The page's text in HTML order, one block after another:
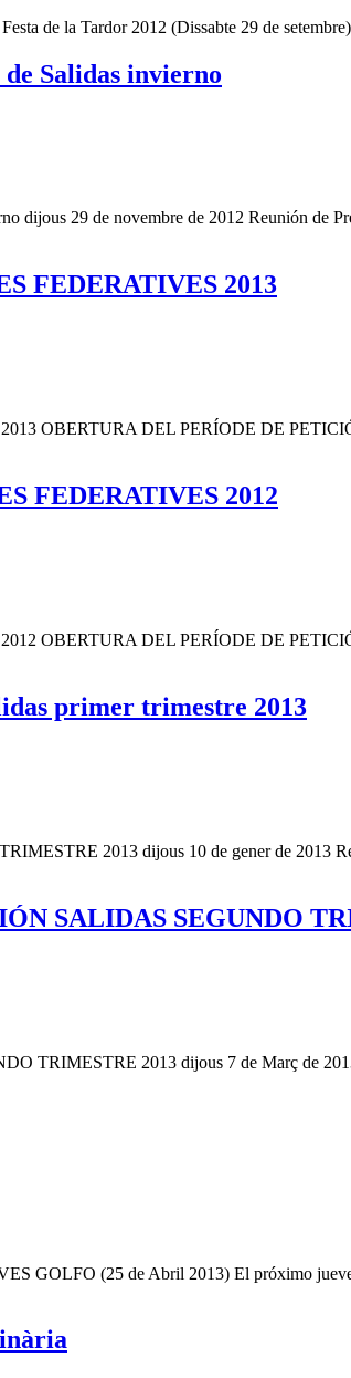
de la Tardor 2012 (Dissabte 29 de
Salidas invierno
29 de novembre de 2012 Reunión de
FEDERATIVES 2013
OBERTURA DEL PERÍODE DE
FEDERATIVES 2012
OBERTURA DEL PERÍODE DE
primer trimestre 2013
2013 dijous 10 de gener de 2013
SALIDAS SEGUNDO
TRIMESTRE 2013 dijous 7 de Març de
GOLFO (25 de Abril 2013) El próximo